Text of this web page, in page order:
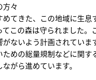
方々
めてきた、この地域に生
てこの森は守られました。
がないよう計画されてい
ための総量規制などに関す
がら進めています。